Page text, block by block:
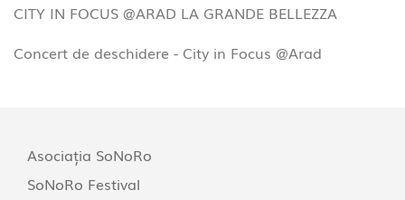
CITY IN FOCUS @ARAD LA GRANDE BELLEZZA
Concert de deschidere - City in Focus @Arad
Asociația SoNoRo
SoNoRo Festival